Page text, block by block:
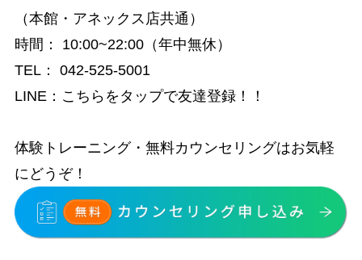
（本館・アネックス店共通）
時間 ： 10:00~22:00（年中無休）
TEL： 042-525-5001
LINE： こちらをタップで友達登録！！
体験トレーニング・無料カウンセリングはお気軽
にどうぞ！